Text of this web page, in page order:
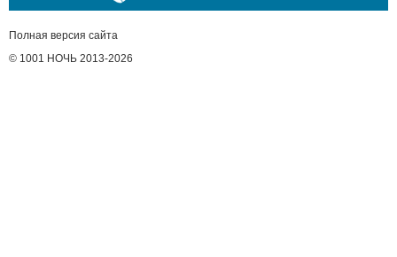
Полная версия сайта
© 1001 НОЧЬ 2013-2026